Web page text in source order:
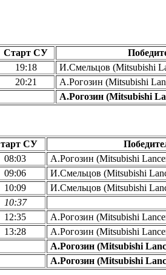
Старт СУ
19:18
И.Смельцов (Mitsubishi
20:21
А.Рогозин (Mitsubishi
А.Рогозин (Mitsubishi
СУ
08:03
А.Рогозин (Mitsubishi
09:06
И.Смельцов (Mitsubishi
10:09
И.Смельцов (Mitsubishi
10:37
12:35
А.Рогозин (Mitsubishi
13:28
А.Рогозин (Mitsubishi
А.Рогозин (Mitsubishi
А.Рогозин (Mitsubishi